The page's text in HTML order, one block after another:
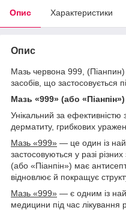
Опис Характеристики
Опис
Мазь червона 999,
засобів, що застосовується
Мазь «999» (або «Піанпін»)
Унікальний за ефективністю
дерматиту, грибкових
Мазь «999» — це один із
застосовуються у разі
(або «Піанпін») має
відновлює й покращує
Мазь «999» — є одним із
медицини під час лікування